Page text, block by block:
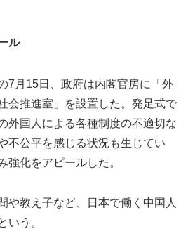
ル
7月15日、政府は内閣官房に「外
会推進室」を設置した。発足式で
外国人による各種制度の不適切な
不公平を感じる状況も生じてい
強化をアピールした。
教え子など、日本で働く中国人
いう。